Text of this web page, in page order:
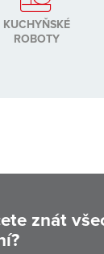
KUCHYŇSKÉ
ROBOTY
znát